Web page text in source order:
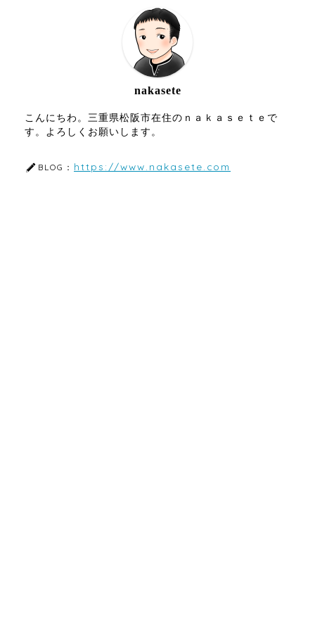
nakasete
こんにちわ。三重県松阪市在住のｎａｋａｓｅｔｅで
す。よろしくお願いします。
BLOG： https://www.nakasete.com